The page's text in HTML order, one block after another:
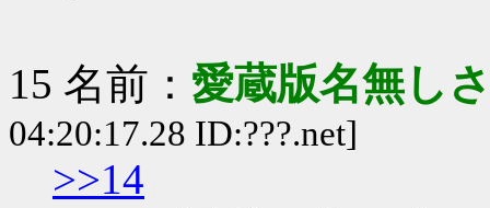
15 名前： 愛蔵版名無し
04:20:17.28 ID:???.net]
>>14